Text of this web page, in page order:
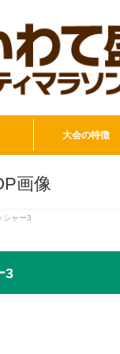
大会の特徴
画像
シャー3
3